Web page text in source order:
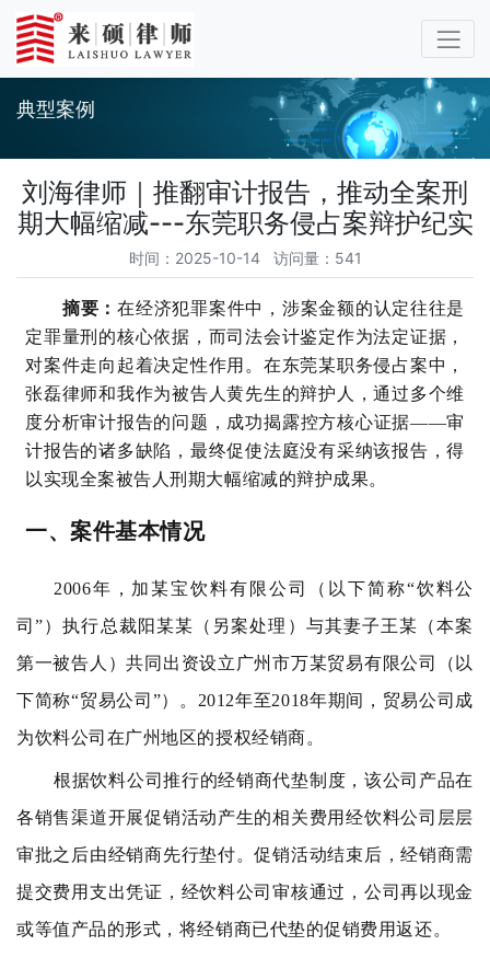
典型案例
刘海律师｜推翻审计报告，推动全案刑
期大幅缩减---东莞职务侵占案辩护纪实
时间：2025-10-14 访问量：541
摘要：在经济犯罪案件中，涉案金额的认定往往是
定罪量刑的核心依据，而司法会计鉴定作为法定证据，
对案件走向起着决定性作用。在东莞某职务侵占案中，
张磊律师和我作为被告人黄先生的辩护人，通过多个维
度分析审计报告的问题，成功揭露控方核心证据——审
计报告的诸多缺陷，最终促使法庭没有采纳该报告，得
以实现全案被告人刑期大幅缩减的辩护成果。
一、案件基本情况
2006年，加某宝饮料有限公司（以下简称“饮料公
司”）执行总裁阳某某（另案处理）与其妻子王某（本案
第一被告人）共同出资设立广州市万某贸易有限公司（以
下简称“贸易公司”）。2012年至2018年期间，贸易公司成
为饮料公司在广州地区的授权经销商。
根据饮料公司推行的经销商代垫制度，该公司产品在
各销售渠道开展促销活动产生的相关费用经饮料公司层层
审批之后由经销商先行垫付。促销活动结束后，经销商需
提交费用支出凭证，经饮料公司审核通过，公司再以现金
或等值产品的形式，将经销商已代垫的促销费用返还。